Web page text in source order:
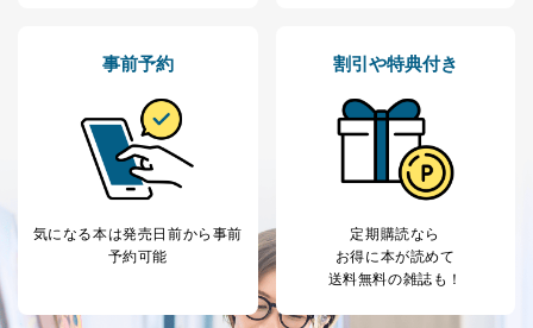
定期購読サービス
等をご利用の方の
ル等による商品、
サービス、キャンペーン等の広告
に関するご案内のため
SNS公式アカウン
トに登録された方
当社のサービス利用状況の把握お
お問い合わせ対応、トラブル対
処、オペレーター教育など応対品
その他当社のプライバシーポリシ
ー等にて公表する利用目的達成の
※上記の利用目的のうちNo.1～5については保有個人デ
事前予約
気になる本は発売日前から事前
予約可能
割引や特典付き
定期購読なら
お得に本が読めて
送料無料の雑誌も！